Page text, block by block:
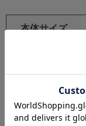
本体サイズ
本体重量
個装重量
生産国